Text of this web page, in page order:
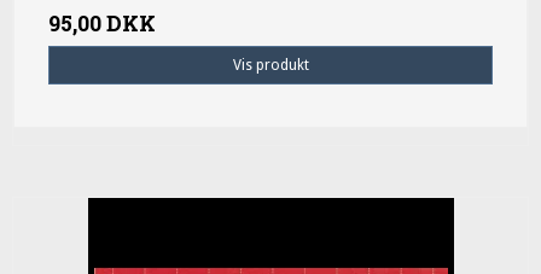
95,00 DKK
Vis produkt